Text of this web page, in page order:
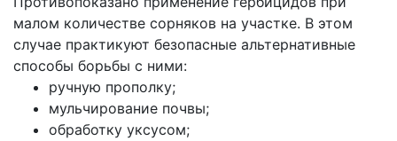
малом количестве сорняков на участке. В этом
случае практикуют безопасные альтернативные
способы борьбы с ними:
ручную прополку;
мульчирование почвы;
обработку уксусом;